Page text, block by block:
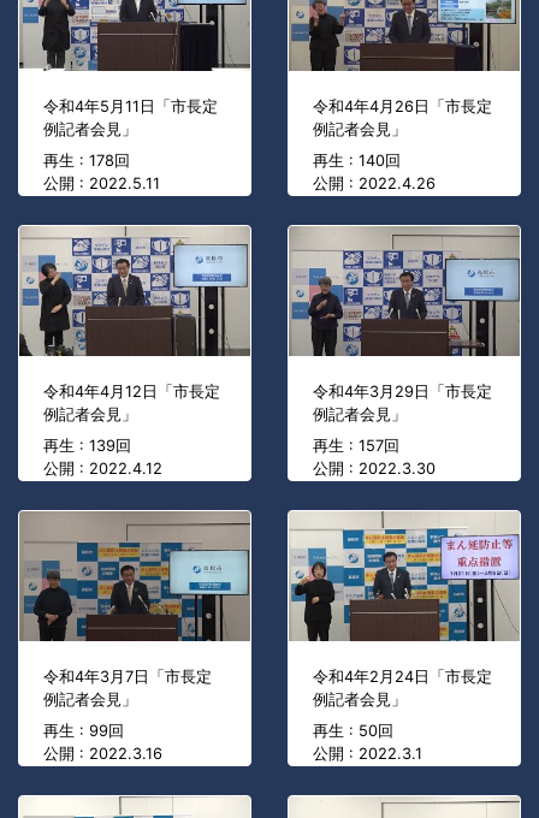
令和4年5月11日「市長定
例記者会見」
再生 : 178回
公開 : 2022.5.11
令和4年4月26日「市長定
例記者会見」
再生 : 140回
公開 : 2022.4.26
令和4年4月12日「市長定
例記者会見」
再生 : 139回
公開 : 2022.4.12
令和4年3月29日「市長定
例記者会見」
再生 : 157回
公開 : 2022.3.30
令和4年3月7日「市長定
例記者会見」
再生 : 99回
公開 : 2022.3.16
令和4年2月24日「市長定
例記者会見」
再生 : 50回
公開 : 2022.3.1